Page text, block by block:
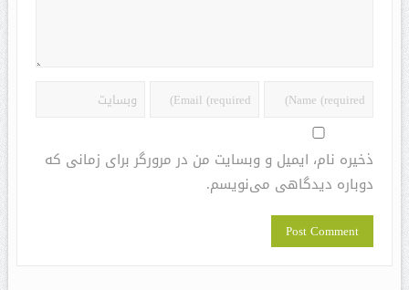
ذخیره نام، ایمیل و وبسایت من در مرورگر برای زمانی که
دوباره دیدگاهی می‌نویسم.